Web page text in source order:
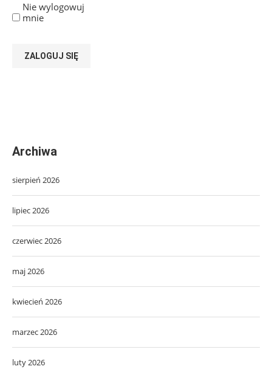
Nie wylogowuj
mnie
ZALOGUJ SIĘ
Archiwa
sierpień 2026
lipiec 2026
czerwiec 2026
maj 2026
kwiecień 2026
marzec 2026
luty 2026